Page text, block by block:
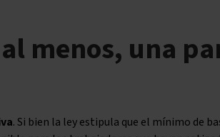
menos, una
. Si bien la ley estipula que el mínimo de